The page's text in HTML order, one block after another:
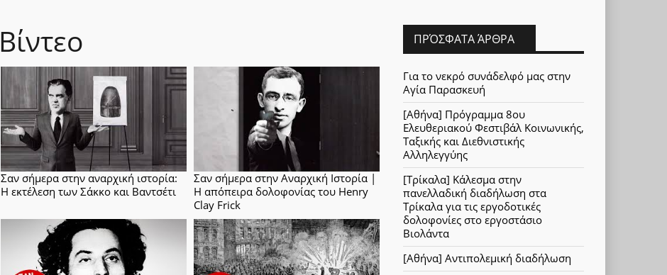
Βίντεο
Σαν σήμερα στην αναρχική ιστορία:
Η εκτέλεση των Σάκκο και Βαντσέτι
Σαν σήμερα στην Αναρχική Ιστορία |
Η απόπειρα δολοφονίας του Henry
Clay Frick
ΠΡΌΣΦΑΤΑ ΆΡΘΡΑ
Για το νεκρό συνάδελφό μας στην
Αγία Παρασκευή
[Αθήνα] Πρόγραμμα 8ου
Ελευθεριακού Φεστιβάλ Κοινωνικής,
Ταξικής και Διεθνιστικής
Αλληλεγγύης
[Τρίκαλα] Κάλεσμα στην
πανελλαδική διαδήλωση στα
Τρίκαλα για τις εργοδοτικές
δολοφονίες στο εργοστάσιο
Βιολάντα
[Αθήνα] Αντιπολεμική διαδήλωση